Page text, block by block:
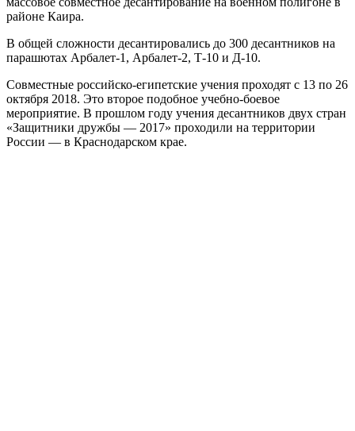
районе Каира.
В общей сложности десантировались до 300 десантников на
парашютах Арбалет-1, Арбалет-2, Т-10 и Д-10.
Совместные российско-египетские учения проходят с 13 по 26
октября 2018. Это второе подобное учебно-боевое
мероприятие. В прошлом году учения десантников двух стран
«Защитники дружбы — 2017» проходили на территории
России — в Краснодарском крае.